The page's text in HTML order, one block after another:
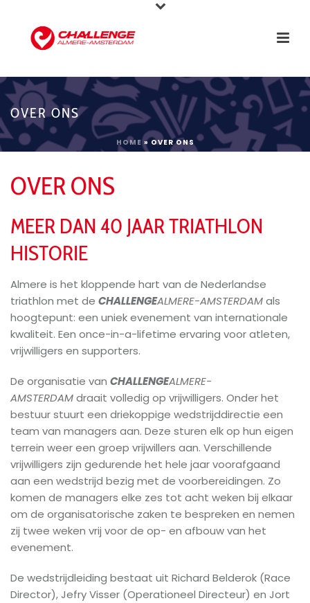
OVER ONS
HOME » OVER ONS
OVER ONS
MEER DAN 40 JAAR TRIATHLON
HISTORIE
Almere is het kloppende hart van de Nederlandse
triathlon met de CHALLENGEALMERE-AMSTERDAMals
hoogtepunt: een uniek evenement van internationale
kwaliteit. Een once-in-a-lifetime ervaring voor atleten,
vrijwilligers en supporters.
De organisatie van CHALLENGEALMERE-
AMSTERDAMdraait volledig op vrijwilligers. Onder het
bestuur stuurt een driekoppige wedstrijddirectie een
team van managers aan. Deze sturen elk op hun eigen
terrein weer een groep vrijwillers aan. Verschillende
vrijwilligers zijn gedurende het hele jaar voorafgaand
aan een wedstrijd bezig met de voorbereidingen. Zo
komen de managers elke zes tot acht weken bij elkaar
om de organisatorische zaken te bespreken en nemen
zij twee weken vrij voor de op- en afbouw van het
evenement.
De wedstrijdleiding bestaat uit Richard Belderok (Race
Director), Jefry Visser (Operationeel Directeur) en Jort